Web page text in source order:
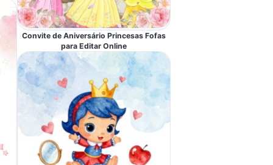
Convite de Aniversário Princesas Fofas
para Editar Online